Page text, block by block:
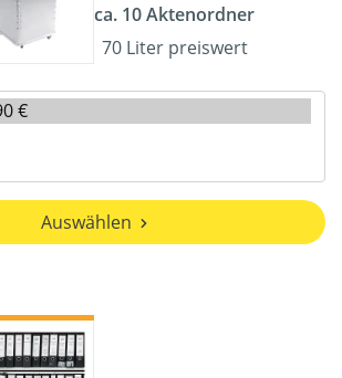
ca. 10 Aktenordner
70 Liter preiswert
Auswählen